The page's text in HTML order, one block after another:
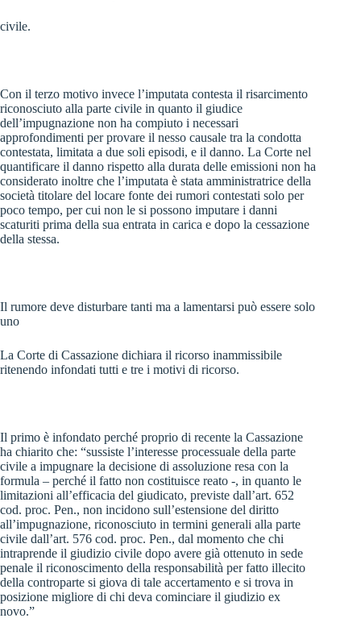
civile.
Con il terzo motivo invece l’imputata contesta il risarcimento
riconosciuto alla parte civile in quanto il giudice
dell’impugnazione non ha compiuto i necessari
approfondimenti per provare il nesso causale tra la condotta
contestata, limitata a due soli episodi, e il danno. La Corte nel
quantificare il danno rispetto alla durata delle emissioni non ha
considerato inoltre che l’imputata è stata amministratrice della
società titolare del locare fonte dei rumori contestati solo per
poco tempo, per cui non le si possono imputare i danni
scaturiti prima della sua entrata in carica e dopo la cessazione
della stessa.
Il rumore deve disturbare tanti ma a lamentarsi può essere solo
uno
La Corte di Cassazione dichiara il ricorso inammissibile
ritenendo infondati tutti e tre i motivi di ricorso.
Il primo è infondato perché proprio di recente la Cassazione
ha chiarito che: “sussiste l’interesse processuale della parte
civile a impugnare la decisione di assoluzione resa con la
formula – perché il fatto non costituisce reato -, in quanto le
limitazioni all’efficacia del giudicato, previste dall’art. 652
cod. proc. Pen., non incidono sull’estensione del diritto
all’impugnazione, riconosciuto in termini generali alla parte
civile dall’art. 576 cod. proc. Pen., dal momento che chi
intraprende il giudizio civile dopo avere già ottenuto in sede
penale il riconoscimento della responsabilità per fatto illecito
della controparte si giova di tale accertamento e si trova in
posizione migliore di chi deva cominciare il giudizio ex
novo.”